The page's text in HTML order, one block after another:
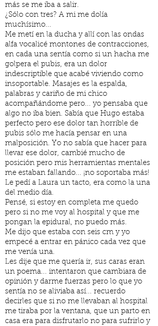
más se me iba a salir.
¿Sólo con tres? A mi me dolía
muchísimo...
Me metí en la ducha y allí con las ondas
alfa vocalicé montones de contracciones,
en cada una sentía como si un hacha me
golpera el pubis, era un dolor
indescriptible que acabé viviendo como
insoportable. Masajes es la espalda,
palabras y cariño de mi chico
acompañándome pero... yo pensaba que
algo no iba bien. Sabía que Hugo estaba
perfecto pero ese dolor tan horrible de
pubis sólo me hacía pensar en una
malposición. Yo no sabía que hacer para
llevar ese dolor, cambié mucho de
posición pero mis herramientas mentales
me estaban fallando... ¡no soportaba más!
Le pedí a Laura un tacto, era como la una
del medio día.
Pensé, si estoy en completa me quedo
pero si no me voy al hospital y que me
pongan la epidural, no puedo más.
Me dijo que estaba con seis cm y yo
empecé a entrar en pánico cada vez que
me venía una.
Les dije que me quería ir, sus caras eran
un poema... intentaron que cambiara de
opinión y darme fuerzas pero lo que yo
sentía no se aliviaba así... recuerdo
decirles que si no me llevaban al hospital
me tiraba por la ventana, que un parto en
casa era para disfrutarlo no para sufrirlo y